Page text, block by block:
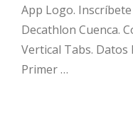
App Logo. Inscríbete
Decathlon Cuenca.
Vertical Tabs.
Primer …